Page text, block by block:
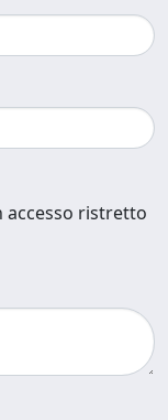
ristretto